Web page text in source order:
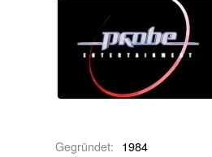
Gegründet: 1984